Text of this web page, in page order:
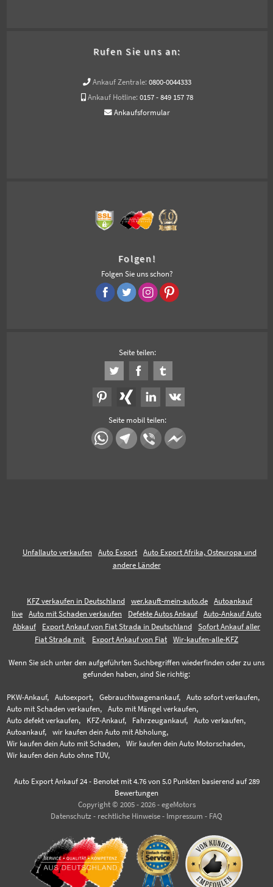
Rufen Sie uns an:
Ankauf Zentrale: 0800-0044333
Ankauf Hotline: 0157 - 849 157 78
Ankaufsformular
Folgen!
Folgen Sie uns schon?
Seite teilen:
Seite mobil teilen:
Unfallauto verkaufen Auto Export
Auto Export Afrika, Osteuropa und
andere Länder
KFZ verkaufen in Deutschland wer.kauft-mein-auto.de
Autoankauf
live
Auto mit Schaden verkaufen Defekte Autos Ankauf
Auto-Ankauf Auto
Abkauf
Export Ankauf von Fiat Strada in Deutschland
Sofort Ankauf aller
Fiat Strada mit
Export Ankauf von Fiat Wir-kaufen-alle-KFZ
Wenn Sie sich unter den aufgeführten Suchbegriffen wiederfinden oder zu uns
gefunden haben, sind Sie richtig:
PKW-Ankauf, Autoexport, Gebrauchtwagenankauf,
Auto sofort verkaufen,
Auto mit Schaden verkaufen,
Auto mit Mängel verkaufen,
Auto defekt verkaufen,
KFZ-Ankauf, Fahrzeugankauf,
Auto verkaufen,
Autoankauf,
wir kaufen dein Auto mit Abholung,
Wir kaufen dein Auto mit Schaden,
Wir kaufen dein Auto Motorschaden,
Wir kaufen dein Auto ohne TÜV,
Auto Export Ankauf 24- Benotet mit 4.76von 5.0 Punkten basierend auf 289
Bewertungen
Copyright © 2005 - 2026 - egeMotors
Datenschutz - rechtliche Hinweise - Impressum - FAQ